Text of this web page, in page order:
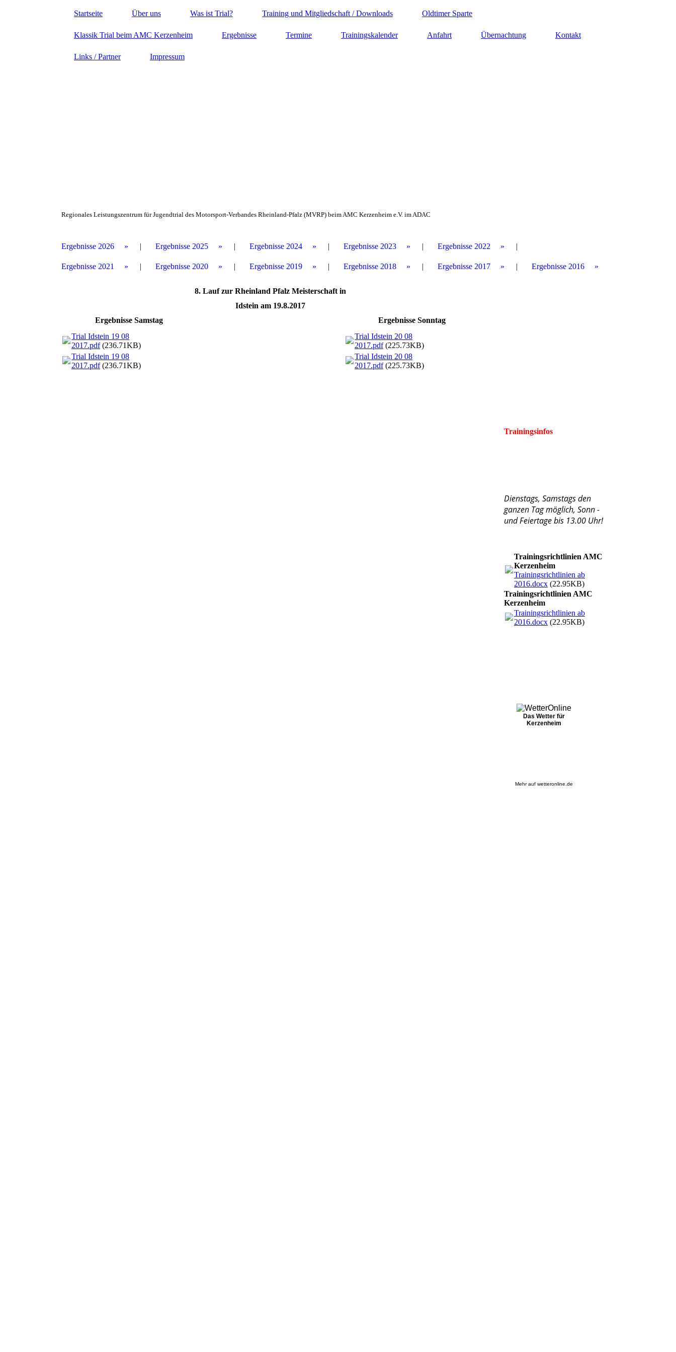
Startseite Über uns Was ist Trial? Training und Mitgliedschaft / Downloads Oldtimer Sparte
Klassik Trial beim AMC Kerzenheim Ergebnisse Termine Trainingskalender Anfahrt Übernachtung Kontakt
Links / Partner Impressum
Regionales Leistungszentrum für Jugendtrial des Motorsport-Verbandes Rheinland-Pfalz (MVRP) beim AMC Kerzenheim e.V. im ADAC
Ergebnisse 2026 Ergebnisse 2025 Ergebnisse 2024 Ergebnisse 2023 Ergebnisse 2022
Ergebnisse 2021 Ergebnisse 2020 Ergebnisse 2019 Ergebnisse 2018 Ergebnisse 2017 Ergebnisse 2016
8. Lauf zur Rheinland Pfalz Meisterschaft in
Idstein am 19.8.2017
Ergebnisse Samstag
Trial Idstein 19 08
2017.pdf(236.71KB)
Trial Idstein 19 08
2017.pdf(236.71KB)
Ergebnisse Sonntag
Trial Idstein 20 08
2017.pdf(225.73KB)
Trial Idstein 20 08
2017.pdf(225.73KB)
Trainingsinfos
Dienstags, Samstags den
ganzen Tag möglich, Sonn -
und Feiertage bis 13.00 Uhr!
Trainingsrichtlinien AMC
Kerzenheim
Trainingsrichtlinien ab
2016.docx (22.95KB)
Trainingsrichtlinien AMC
Kerzenheim
Trainingsrichtlinien ab
2016.docx (22.95KB)